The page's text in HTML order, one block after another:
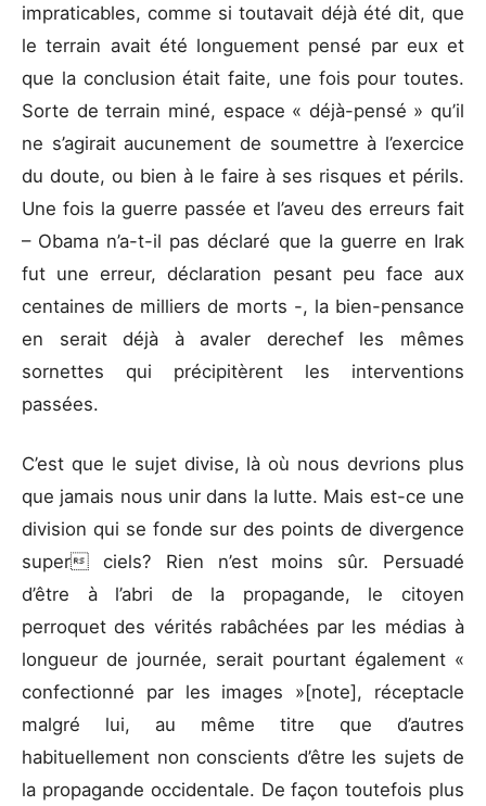
impraticables, comme si toutavait déjà été dit, que
le terrain avait été longuement pensé par eux et
que la conclusion était faite, une fois pour toutes.
Sorte de terrain miné, espace « déjà-pensé » qu’il
ne s’agirait aucunement de soumettre à l’exercice
du doute, ou bien à le faire à ses risques et périls.
Une fois la guerre passée et l’aveu des erreurs fait
– Obama n’a-t-il pas déclaré que la guerre en Irak
fut une erreur, déclaration pesant peu face aux
centaines de milliers de morts -, la bien-pensance
en serait déjà à avaler derechef les mêmes
sornettes qui précipitèrent les interventions
passées.
C’est que le sujet divise, là où nous devrions plus
que jamais nous unir dans la lutte. Mais est-ce une
division qui se fonde sur des points de divergence
super ciels? Rien n’est moins sûr. Persuadé
d’être à l’abri de la propagande, le citoyen
perroquet des vérités rabâchées par les médias à
longueur de journée, serait pourtant également «
confectionné par les images »[note], réceptacle
malgré lui, au même titre que d’autres
habituellement non conscients d’être les sujets de
la propagande occidentale. De façon toutefois plus